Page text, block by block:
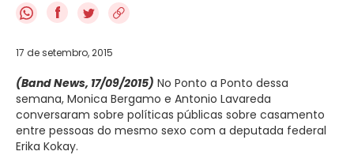
f
17 de setembro, 2015
(Band News, 17/09/2015) No Ponto a Ponto dessa
semana, Monica Bergamo e Antonio Lavareda
conversaram sobre políticas públicas sobre casamento
entre pessoas do mesmo sexo com a deputada federal
Erika Kokay.